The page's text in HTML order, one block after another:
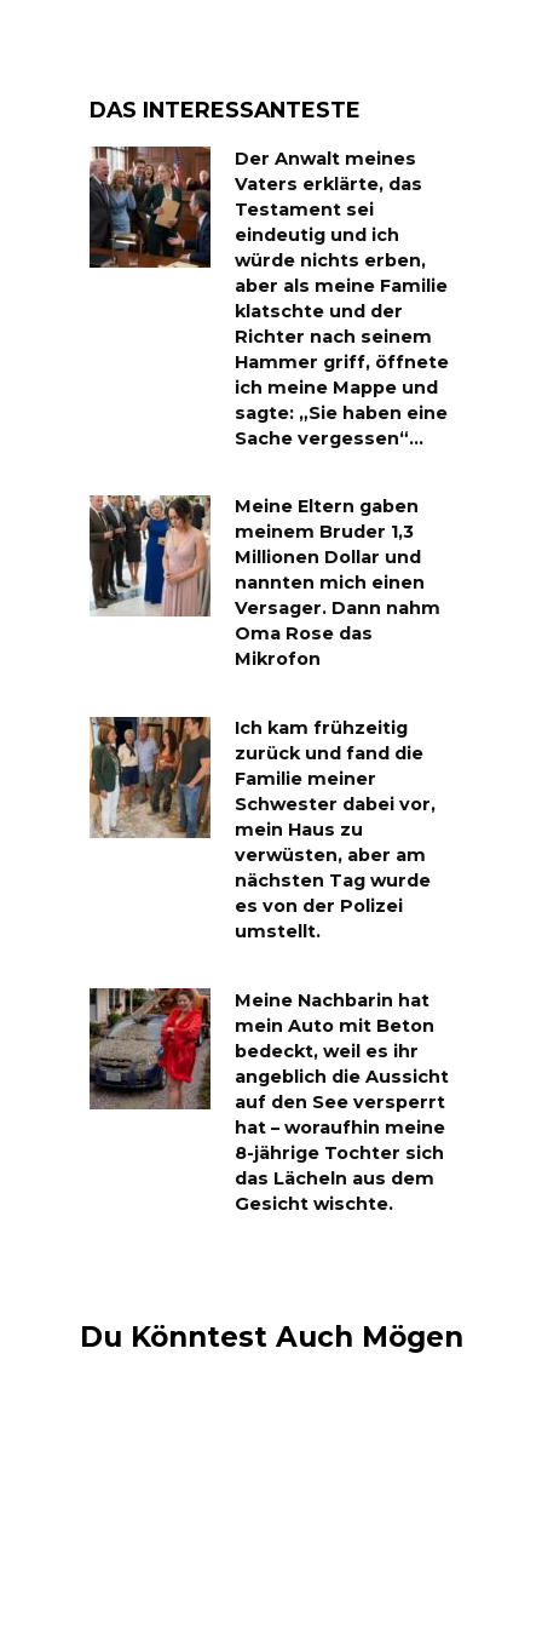
DAS INTERESSANTESTE
Der Anwalt meines
Vaters erklärte, das
Testament sei
eindeutig und ich
würde nichts erben,
aber als meine Familie
klatschte und der
Richter nach seinem
Hammer griff, öffnete
ich meine Mappe und
sagte: „Sie haben eine
Sache vergessen“…
Meine Eltern gaben
meinem Bruder 1,3
Millionen Dollar und
nannten mich einen
Versager. Dann nahm
Oma Rose das
Mikrofon
Ich kam frühzeitig
zurück und fand die
Familie meiner
Schwester dabei vor,
mein Haus zu
verwüsten, aber am
nächsten Tag wurde
es von der Polizei
umstellt.
Meine Nachbarin hat
mein Auto mit Beton
bedeckt, weil es ihr
angeblich die Aussicht
auf den See versperrt
hat – woraufhin meine
8-jährige Tochter sich
das Lächeln aus dem
Gesicht wischte.
Du Könntest Auch Mögen